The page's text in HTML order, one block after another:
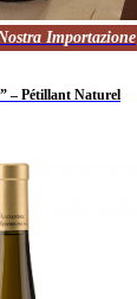
Importazione
– Pétillant Naturel